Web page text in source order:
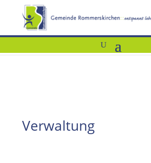
Verwaltung